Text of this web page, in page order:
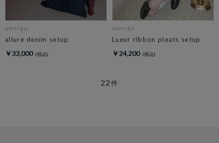
amerge.
allure denim setup
￥33,000
amerge.
Lueur ribbon pleats setup
￥24,200
22件